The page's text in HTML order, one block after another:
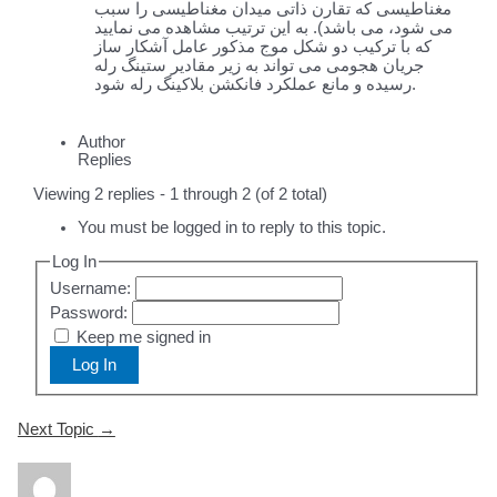
مغناطیسی که تقارن ذاتی میدان مغناطیسی را سبب
می شود، می باشد). به این ترتیب مشاهده می نمایید
که با ترکیب دو شکل موج مذکور عامل آشکار ساز
جریان هجومی می تواند به زیر مقادیر ستینگ رله
رسیده و مانع عملکرد فانکشن بلاکینگ رله شود.
Author
Replies
Viewing 2 replies - 1 through 2 (of 2 total)
You must be logged in to reply to this topic.
Log In
Username:
Password:
Keep me signed in
Log In
Post
Next Topic →